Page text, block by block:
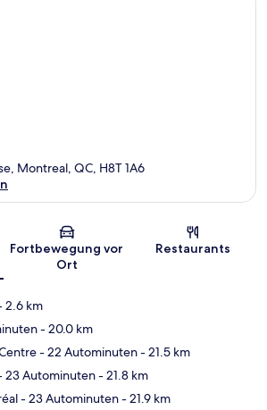
Karte
Montreal, QC, H8T 1A6
Fortbewegung vor
Ort
Restaurants
2.6 km
- 20.0 km
- 22 Autominuten- 21.5 km
23 Autominuten- 21.8 km
- 23 Autominuten- 21.9 km